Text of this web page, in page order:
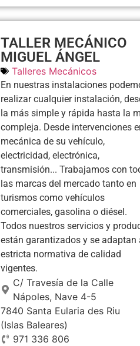
TALLER MECÁNICO
MIGUEL ÁNGEL
Talleres Mecánicos
En nuestras instalaciones
realizar cualquier instalación,
la más simple y rápida hasta la
compleja. Desde intervenciones
mecánica de su vehículo,
electricidad, electrónica,
transmisión... Trabajamos con
las marcas del mercado tanto en
turismos como vehículos
comerciales, gasolina o diésel.
Todos nuestros servicios y
están garantizados y se adaptan
estricta normativa de calidad
vigentes.
C/ Travesía de la Calle
Nápoles, Nave 4-5
7840 Santa Eularia des Riu
(Islas Baleares)
971 336 806